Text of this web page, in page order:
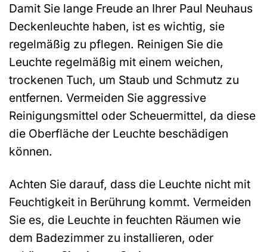
Damit Sie lange Freude an Ihrer Paul Neuhaus
Deckenleuchte haben, ist es wichtig, sie
regelmäßig zu pflegen. Reinigen Sie die
Leuchte regelmäßig mit einem weichen,
trockenen Tuch, um Staub und Schmutz zu
entfernen. Vermeiden Sie aggressive
Reinigungsmittel oder Scheuermittel, da diese
die Oberfläche der Leuchte beschädigen
können.
Achten Sie darauf, dass die Leuchte nicht mit
Feuchtigkeit in Berührung kommt. Vermeiden
Sie es, die Leuchte in feuchten Räumen wie
dem Badezimmer zu installieren, oder